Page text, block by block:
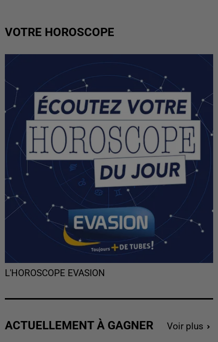
VOTRE HOROSCOPE
L'HOROSCOPE EVASION
ACTUELLEMENT À GAGNER Voir plus